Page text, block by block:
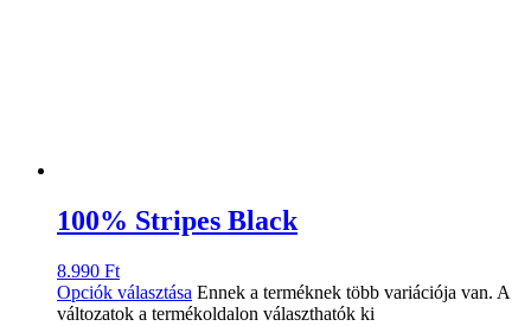
100% Stripes Black
8.990 Ft
Opciók választása Ennek a terméknek több variációja van. A
változatok a termékoldalon választhatók ki